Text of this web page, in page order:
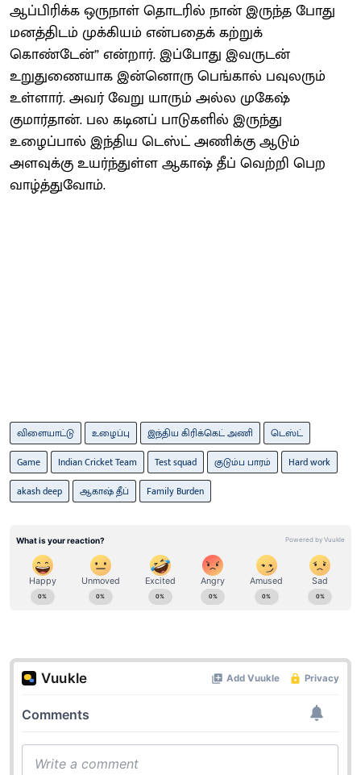
ஆப்பிரிக்க ஒருநாள் தொடரில் நான் இருந்த போது
மனத்திடம் முக்கியம் என்பதைக் கற்றுக்
கொண்டேன்” என்றார். இப்போது இவருடன்
உறுதுணையாக இன்னொரு பெங்கால் பவுலரும்
உள்ளார். அவர் வேறு யாரும் அல்ல முகேஷ்
குமார்தான். பல கடினப் பாடுகளில் இருந்து
உழைப்பால் இந்திய டெஸ்ட் அணிக்கு ஆடும்
அளவுக்கு உயர்ந்துள்ள ஆகாஷ் தீப் வெற்றி பெற
வாழ்த்துவோம்.
விளையாட்டு உழைப்பு இந்திய கிரிக்கெட் அணி
டெஸ்ட்
Game
Indian Cricket Team Test squad குடும்ப பாரம்
Hard work
akash deep
ஆகாஷ் தீப் Family Burden